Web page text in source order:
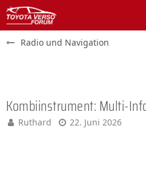
Radio und Navigation
Kombiinstrument: Multi-
Ruthard 22. Juni 2026